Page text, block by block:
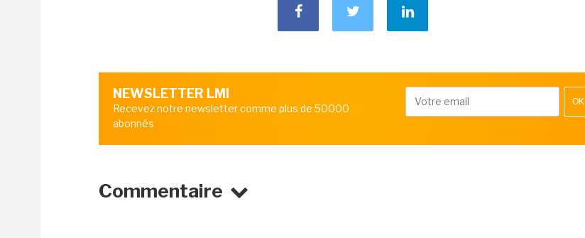
NEWSLETTER LMI
Recevez notre newsletter comme plus de 50000
abonnés
OK
Commentaire